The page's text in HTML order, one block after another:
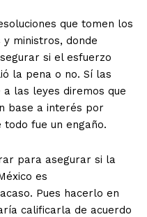
que tomen los
ministros, donde
si el esfuerzo
la pena o no. Sí las
las leyes diremos que
base a interés por
fue un engaño.
para asegurar si la
es
Pues hacerlo en
calificarla de acuerdo